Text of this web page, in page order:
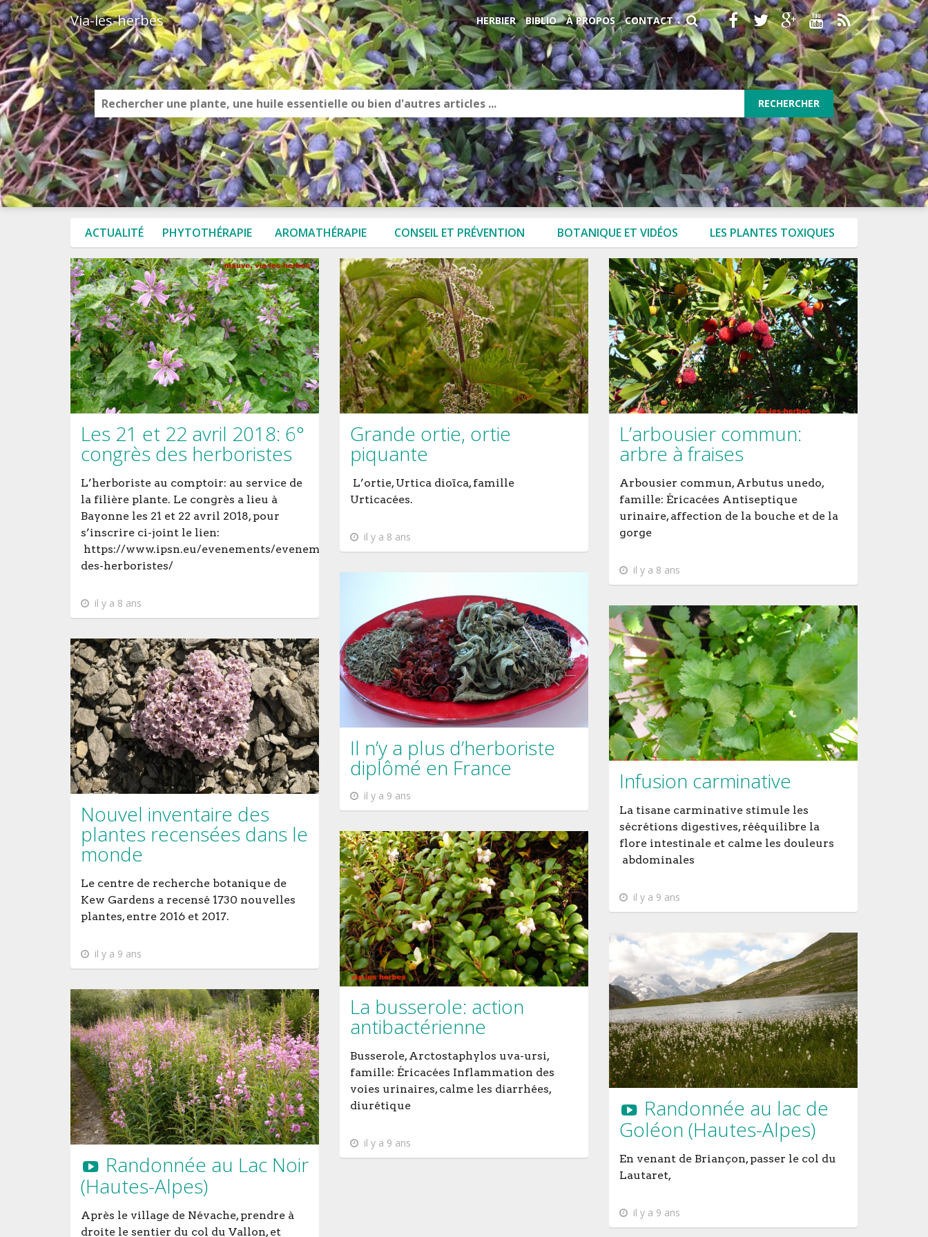
Via-les-herbes HERBIER BIBLIO À PROPOS CONTACT
RECHERCHER
ACTUALITÉ PHYTOTHÉRAPIE AROMATHÉRAPIE CONSEIL ET PRÉVENTION BOTANIQUE ET VIDÉOS LES PLANTES TOXIQUES
Les 21 et 22 avril 2018: 6°
congrès des herboristes
L’herboriste au comptoir: au service de
la filière plante. Le congrès a lieu à
Bayonne les 21 et 22 avril 2018, pour
s’inscrire ci-joint le lien:
https://www.ipsn.eu/evenements/evenement/partenairecongres-
des-herboristes/
il y a 8 ans
Grande ortie, ortie
piquante
L’ortie, Urtica dioïca, famille
Urticacées.
il y a 8 ans
L’arbousier commun:
arbre à fraises
Arbousier commun, Arbutus unedo,
famille: Éricacées Antiseptique
urinaire, affection de la bouche et de la
gorge
il y a 8 ans
Il n’y a plus d’herboriste
diplômé en France
il y a 9 ans
Infusion carminative
La tisane carminative stimule les
sécrétions digestives, rééquilibre la
flore intestinale et calme les douleurs
abdominales
il y a 9 ans
Nouvel inventaire des
plantes recensées dans le
monde
Le centre de recherche botanique de
Kew Gardens a recensé 1730 nouvelles
plantes, entre 2016 et 2017.
il y a 9 ans
La busserole: action
antibactérienne
Busserole, Arctostaphylos uva-ursi,
famille: Éricacées Inflammation des
voies urinaires, calme les diarrhées,
diurétique
il y a 9 ans
Randonnée au lac de
Goléon (Hautes-Alpes)
En venant de Briançon, passer le col du
Lautaret,
il y a 9 ans
Randonnée au Lac Noir
(Hautes-Alpes)
Après le village de Névache, prendre à
droite le sentier du col du Vallon, et